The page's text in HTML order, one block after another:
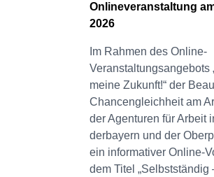
Onlineveranstaltung
2026
Im Rahmen des Online-
Veranstaltungsangebots
meine Zukunft!“ der
Chancengleichheit am
der Agenturen für Arbeit
derbayern und der
ein informativer Online-
dem Titel „Selbstständig